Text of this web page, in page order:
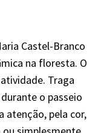
Castel-Branco
na floresta. O
Traga
o passeio
atenção, pela cor,